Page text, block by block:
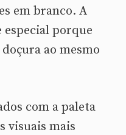
em branco. A
porque
ao mesmo
com a paleta
visuais mais